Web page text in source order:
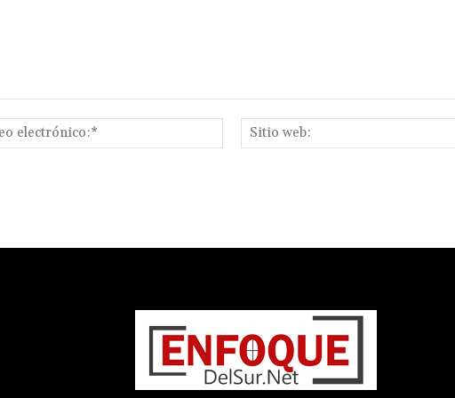
Correo
electrónico:*